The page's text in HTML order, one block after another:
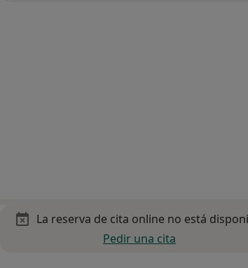
La reserva de cita online no está
Pedir una cita